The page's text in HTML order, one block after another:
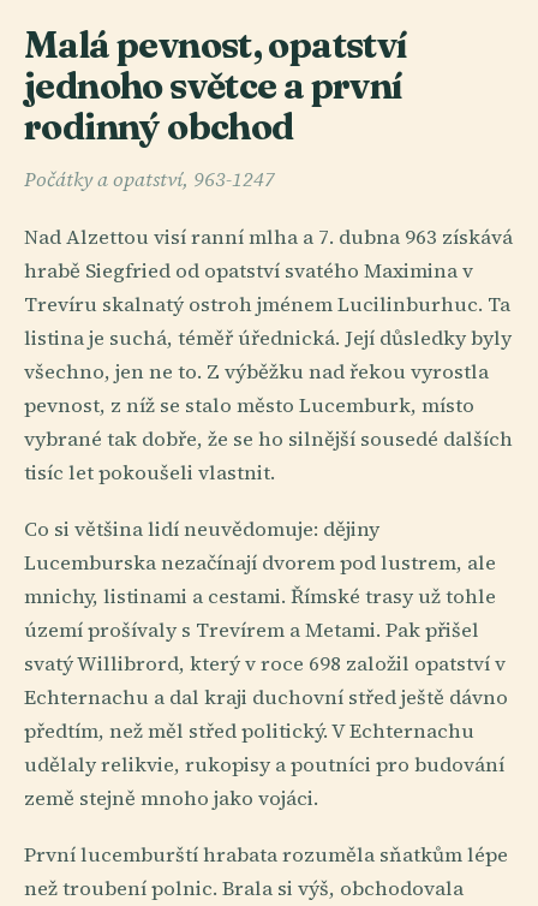
Malá pevnost, opatství
jednoho světce a první
rodinný obchod
Počátky a opatství, 963-1247
Nad Alzettou visí ranní mlha a 7. dubna 963 získává
hrabě Siegfried od opatství svatého Maximina v
Trevíru skalnatý ostroh jménem Lucilinburhuc. Ta
listina je suchá, téměř úřednická. Její důsledky byly
všechno, jen ne to. Z výběžku nad řekou vyrostla
pevnost, z níž se stalo město Lucemburk, místo
vybrané tak dobře, že se ho silnější sousedé dalších
tisíc let pokoušeli vlastnit.
Co si většina lidí neuvědomuje: dějiny
Lucemburska nezačínají dvorem pod lustrem, ale
mnichy, listinami a cestami. Římské trasy už tohle
území prošívaly s Trevírem a Metami. Pak přišel
svatý Willibrord, který v roce 698 založil opatství v
Echternachu a dal kraji duchovní střed ještě dávno
předtím, než měl střed politický. V Echternachu
udělaly relikvie, rukopisy a poutníci pro budování
země stejně mnoho jako vojáci.
První lucemburští hrabata rozuměla sňatkům lépe
než troubení polnic. Brala si výš, obchodovala